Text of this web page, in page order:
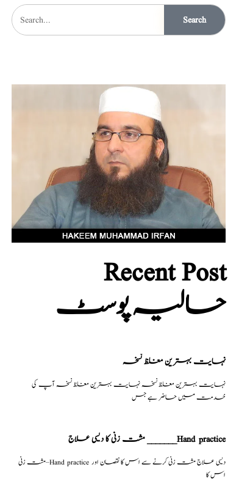
Search
Recent Post
حالیہ پوسٹ
نہایت بہترین مغلظ نسخہ
نہایت بہترین مغلظ نسخہ نہایت بہترین مغلظ نسخہ آپ کی
خدمت میں حاضر ہے جس
مشت زنی کا دیسی علاج _______Hand practice
مشت زنی–Hand practice دیسی علاج مشت زنی کرنے سے اس کا نقصان اور
اس کا